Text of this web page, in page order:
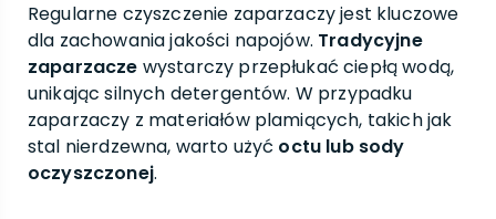
Regularne czyszczenie zaparzaczy jest kluczowe
dla zachowania jakości napojów. Tradycyjne
zaparzacze wystarczy przepłukać ciepłą wodą,
unikając silnych detergentów. W przypadku
zaparzaczy z materiałów plamiących, takich jak
stal nierdzewna, warto użyć octu lub sody
oczyszczonej.